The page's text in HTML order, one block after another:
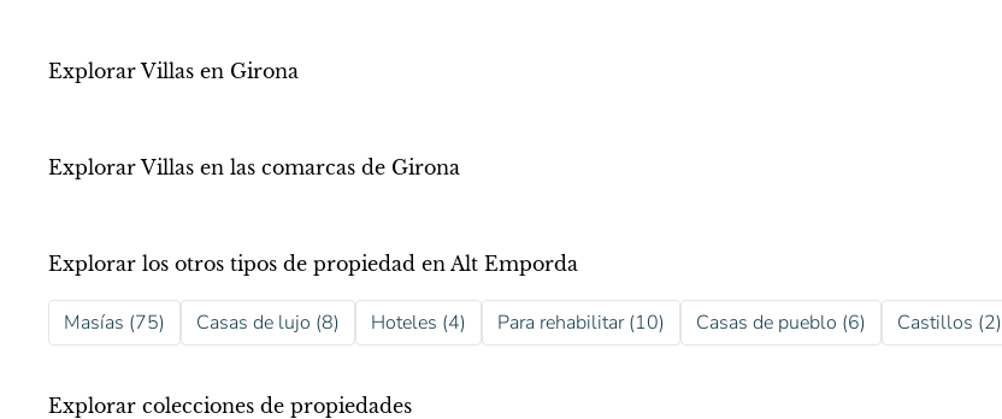
Explorar Villas en Girona
Explorar Villas en las comarcas de Girona
Explorar los otros tipos de propiedad en Alt Emporda
Masías (75) Casas de lujo (8) Hoteles (4) Para rehabilitar (10) Casas de pueblo (6) Castillos (2)
Explorar colecciones de propiedades